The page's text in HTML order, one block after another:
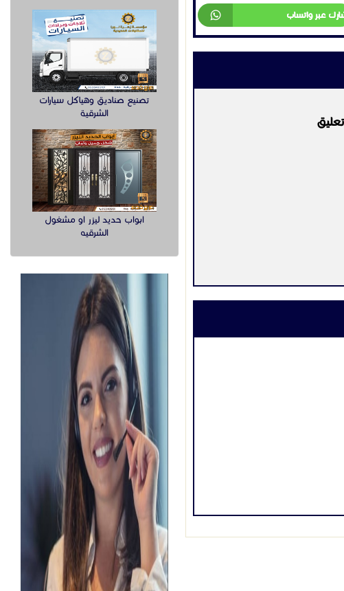
عبر واتساب
تصنيع صناديق وهياكل سيارات
الشرقية
ابواب حديد ليزر او مشغول
الشرقيه